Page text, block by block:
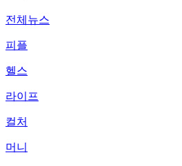
전체뉴스
피플
헬스
라이프
컬처
머니